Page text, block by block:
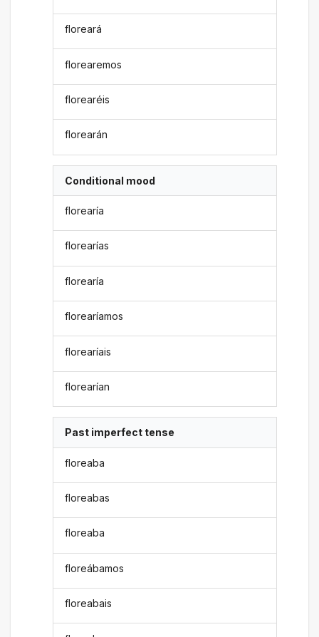
floreará
florearemos
florearéis
florearán
Conditional mood
florearía
florearías
florearía
florearíamos
florearíais
florearían
Past imperfect tense
floreaba
floreabas
floreaba
floreábamos
floreabais